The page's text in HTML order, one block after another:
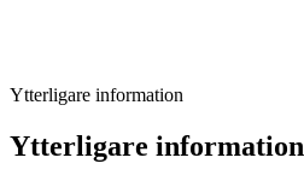
Ytterligare information
Ytterligare information